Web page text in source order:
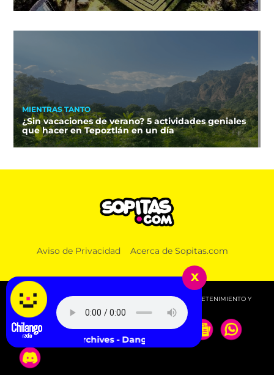
MIENTRAS TANTO
¿Sin vacaciones de verano? 5 actividades geniales
que hacer en Tepoztlán en un día
Aviso de Privacidad Acerca de Sopitas.com
© 2026 SOPITAS.COM - MÚSICA, NOTICIAS, DEPORTES, ENTRETENIMIENTO Y
MÁS!.
x
Nia Archives - Danger